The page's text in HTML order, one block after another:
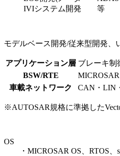
IVIシステム開発 等
モデルベース開発/従来型開発、
アプリケーション層 ブレーキ制
BSW/RTE
⾞載ネットワーク
CAN・LIN
※AUTOSAR規格に準拠した
OS
・MICROSAR OS、RTOS、